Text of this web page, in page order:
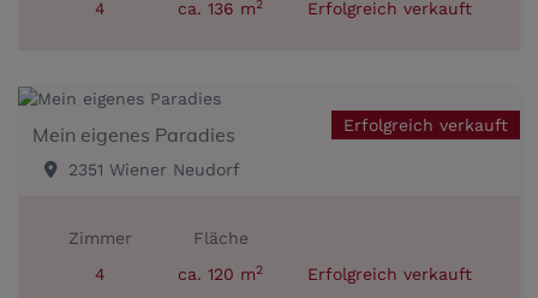
4 ca. 136 m2 Erfolgreich verkauft
Erfolgreich verkauft
Mein eigenes Paradies
2351 Wiener Neudorf
Zimmer
4
Fläche
ca. 120 m2 Erfolgreich verkauft